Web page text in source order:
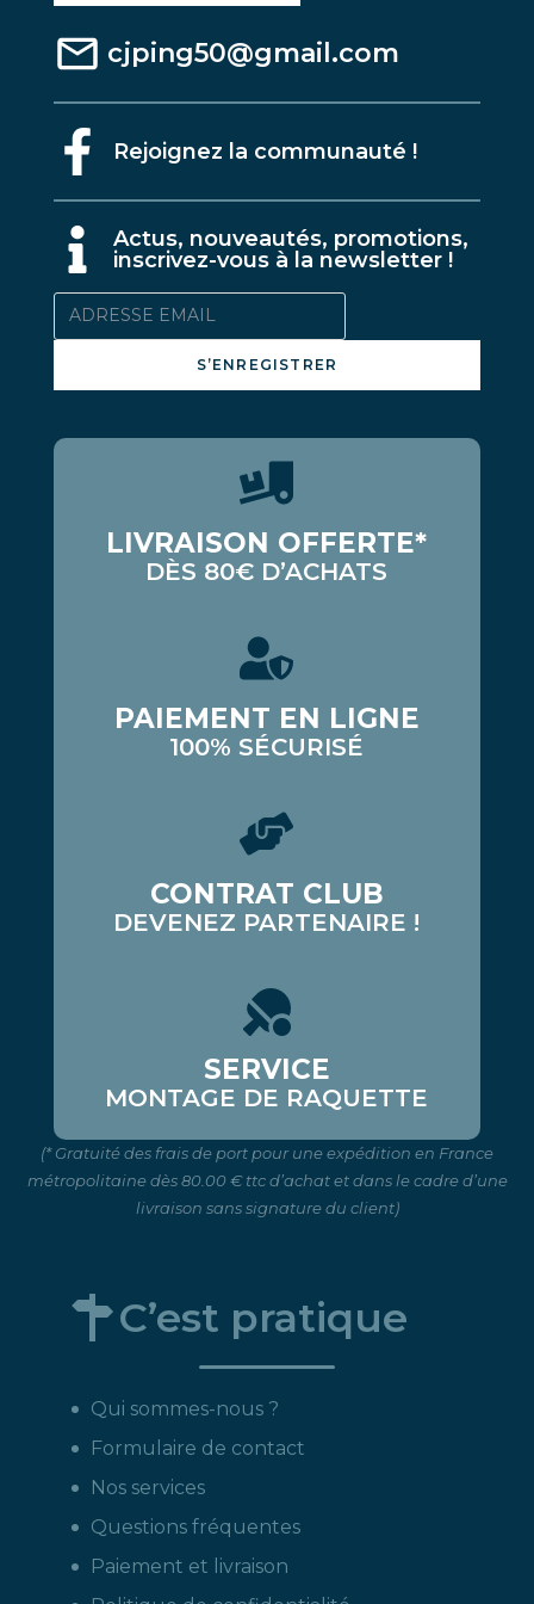
cjping50@gmail.com
Rejoignez la communauté !
Actus, nouveautés, promotions,
inscrivez-vous à la newsletter !
S’ENREGISTRER
LIVRAISON OFFERTE*
DÈS 80€ D’ACHATS
PAIEMENT EN LIGNE
100% SÉCURISÉ
CONTRAT CLUB
DEVENEZ PARTENAIRE !
SERVICE
MONTAGE DE RAQUETTE
(* Gratuité des frais de port pour une expédition en France
métropolitaine dès 80.00 € ttc d’achat et dans le cadre d’une
livraison sans signature du client)
C’est pratique
Qui sommes-nous ?
Formulaire de contact
Nos services
Questions fréquentes
Paiement et livraison